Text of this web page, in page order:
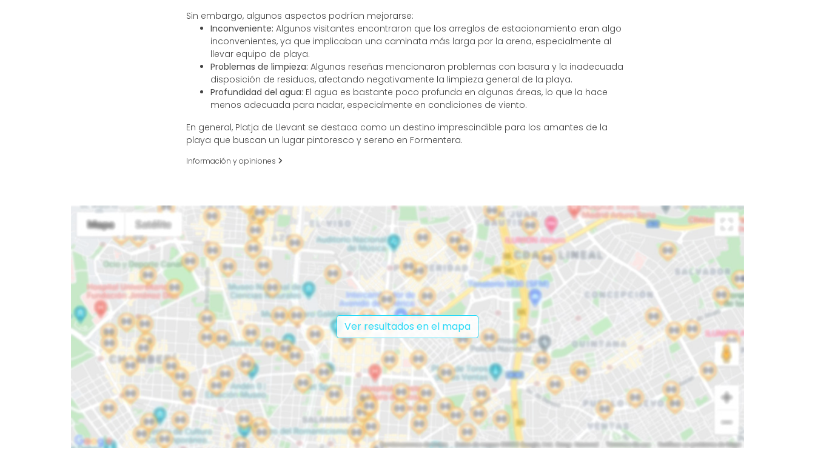
Sin embargo, algunos aspectos podrían mejorarse:
Inconveniente: Algunos visitantes encontraron que los arreglos de estacionamiento eran algo
inconvenientes, ya que implicaban una caminata más larga por la arena, especialmente al
llevar equipo de playa.
Problemas de limpieza: Algunas reseñas mencionaron problemas con basura y la inadecuada
disposición de residuos, afectando negativamente la limpieza general de la playa.
Profundidad del agua: El agua es bastante poco profunda en algunas áreas, lo que la hace
menos adecuada para nadar, especialmente en condiciones de viento.
En general, Platja de Llevant se destaca como un destino imprescindible para los amantes de la
playa que buscan un lugar pintoresco y sereno en Formentera.
Información y opiniones
Ver resultados en el mapa